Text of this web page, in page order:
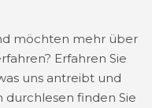
möchten mehr über
Erfahren Sie
uns antreibt und
finden Sie